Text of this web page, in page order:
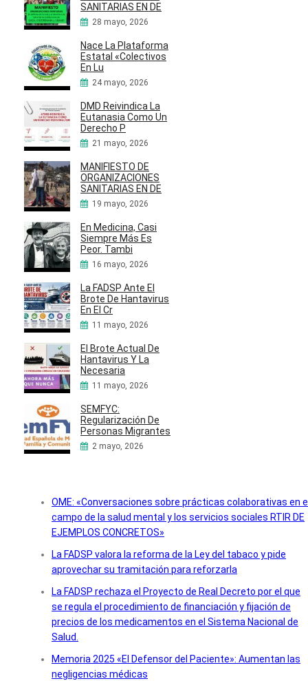
SANITARIAS EN DE
28 mayo, 2026
Nace La Plataforma
Estatal «Colectivos
En Lu
24 mayo, 2026
DMD Reivindica La
Eutanasia Como Un
Derecho P
21 mayo, 2026
MANIFIESTO DE
ORGANIZACIONES
SANITARIAS EN DE
19 mayo, 2026
En Medicina, Casi
Siempre Más Es
Peor. Tambi
16 mayo, 2026
La FADSP Ante El
Brote De Hantavirus
En El Cr
11 mayo, 2026
El Brote Actual De
Hantavirus Y La
Necesaria
11 mayo, 2026
SEMFYC:
Regularización De
Personas Migrantes
2 mayo, 2026
OME: «Conversaciones sobre prácticas colaborativas en
campo de la salud mental y los servicios sociales RTIR DE
EJEMPLOS CONCRETOS»
La FADSP valora la reforma de la Ley del tabaco y pide
aprovechar su tramitación para reforzarla
La FADSP rechaza el Proyecto de Real Decreto por el que
se regula el procedimiento de financiación y fijación de
precios de los medicamentos en el Sistema Nacional de
Salud.
Memoria 2025 «El Defensor del Paciente»: Aumentan las
negligencias médicas